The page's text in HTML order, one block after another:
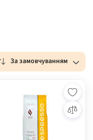
За замовчуванням